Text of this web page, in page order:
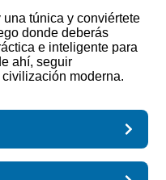
túnica y conviértete
donde deberás
e inteligente para
ahí, seguir
moderna.